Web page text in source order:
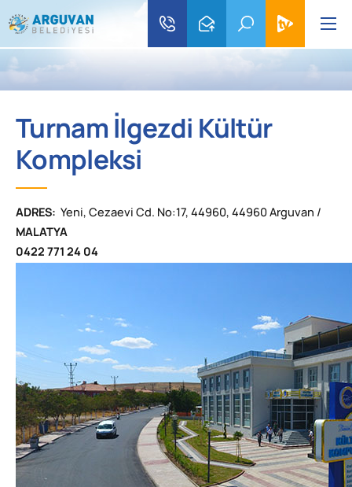
Turnam İlgezdi Kültür
Kompleksi
ADRES: Yeni, Cezaevi Cd. No:17, 44960, 44960 Arguvan /
MALATYA
0422 771 24 04